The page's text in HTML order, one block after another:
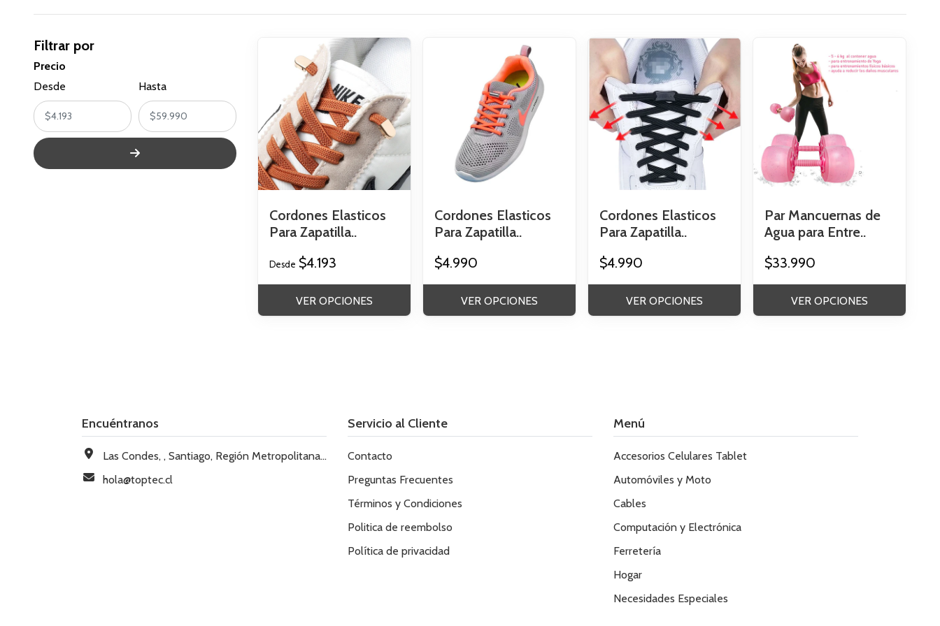
Filtrar por
Precio
Desde
Hasta
Cordones Elasticos
Para Zapatilla..
Desde $4.193
VER OPCIONES
Cordones Elasticos
Para Zapatilla..
$4.990
VER OPCIONES
Cordones Elasticos
Para Zapatilla..
$4.990
VER OPCIONES
Par Mancuernas de
Agua para Entre..
$33.990
VER OPCIONES
Encuéntranos
Las Condes, , Santiago, Región Metropolitana, Chile
hola@toptec.cl
Servicio al Cliente
Contacto
Preguntas Frecuentes
Términos y Condiciones
Politica de reembolso
Política de privacidad
Menú
Accesorios Celulares Tablet
Automóviles y Moto
Cables
Computación y Electrónica
Ferretería
Hogar
Necesidades Especiales